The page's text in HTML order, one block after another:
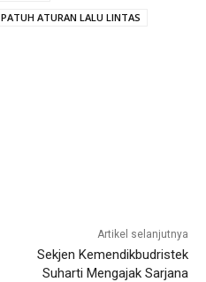
PATUH ATURAN LALU LINTAS
Artikel selanjutnya
Sekjen Kemendikbudristek
Suharti Mengajak Sarjana